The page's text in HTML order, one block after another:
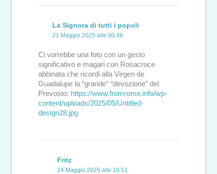
La Signora di tutti i popoli
21 Maggio 2025 alle 00:48
Ci vorrebbe una foto con un gesto
significativo e magari con Rosacroce
abbinata che ricordi alla Virgen de
Guadalupe la “grande” “devozione” del
Prevosto: https://www.fromrome.info/wp-
content/uploads/2025/05/Untitled-
design28.jpg
Fritz
24 Maggio 2025 alle 16:51